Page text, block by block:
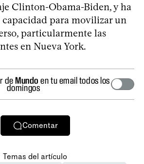
Clinton-Obama-Biden, y ha
capacidad para movilizar un
particularmente las
en Nueva York.
deMundo en tu email todos los
domingos
Comentar
Temas del artículo